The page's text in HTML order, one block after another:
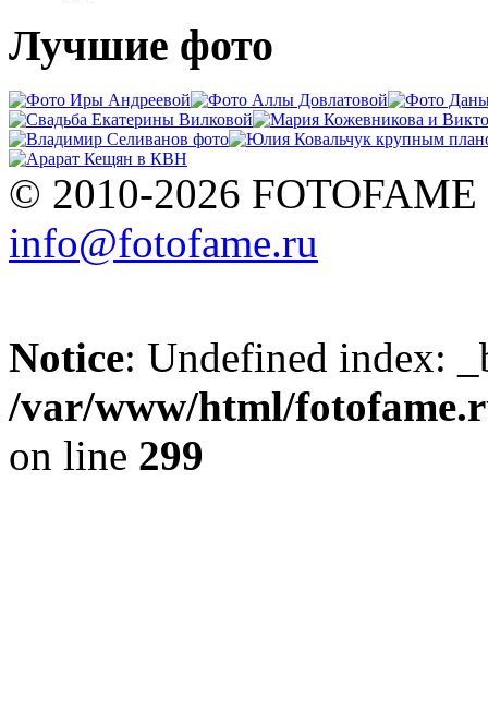
Лучшие фото
© 2010-2026 FOTOFAME
info@fotofame.ru
Notice: Undefined index:
/var/www/html/
on line 299